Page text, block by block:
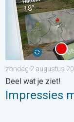
zondag 2 augustus
Deel wat je ziet!
Impressies